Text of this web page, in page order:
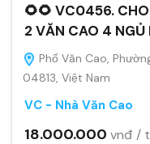
🌻🌻 VC0456.
2 VĂN CAO 4 NGỦ
Phố Văn Cao,
04813, Việt Nam
VC - Nhà Văn Cao
18.000.000 vnđ /